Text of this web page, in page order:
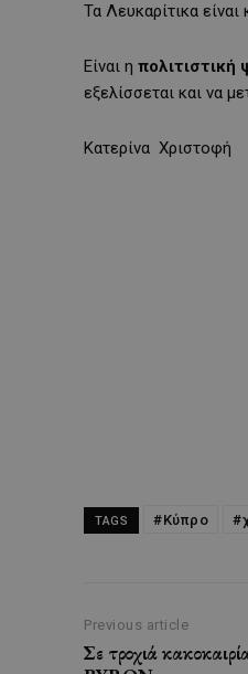
Τα Λευκαρίτικα
Είναι η
εξελίσσεται και να
Κατερίνα Χριστοφή
TAGS #Κύπρο
Previous article
Σε τροχιά